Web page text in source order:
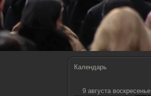
Календарь
9 августа воскресенье